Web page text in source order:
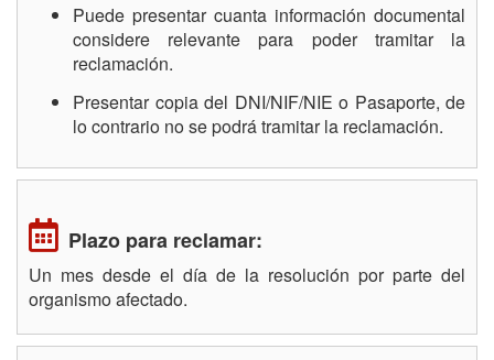
Puede presentar cuanta información documental
considere relevante para poder tramitar la
reclamación.
Presentar copia del DNI/NIF/NIE o Pasaporte, de
lo contrario no se podrá tramitar la reclamación.
Plazo para reclamar:
Un mes desde el día de la resolución por parte del
organismo afectado.